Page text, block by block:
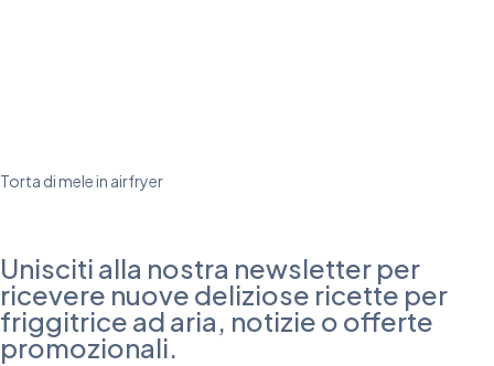
Torta di mele in airfryer
Unisciti alla nostra newsletter per
ricevere nuove deliziose ricette per
friggitrice ad aria, notizie o offerte
promozionali.